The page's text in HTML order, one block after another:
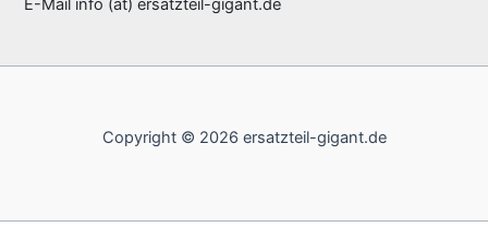
E-Mail info (at) ersatzteil-gigant.de
Copyright © 2026 ersatzteil-gigant.de